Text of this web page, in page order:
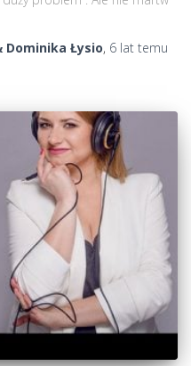
Dominika Łysio, 6 lat temu